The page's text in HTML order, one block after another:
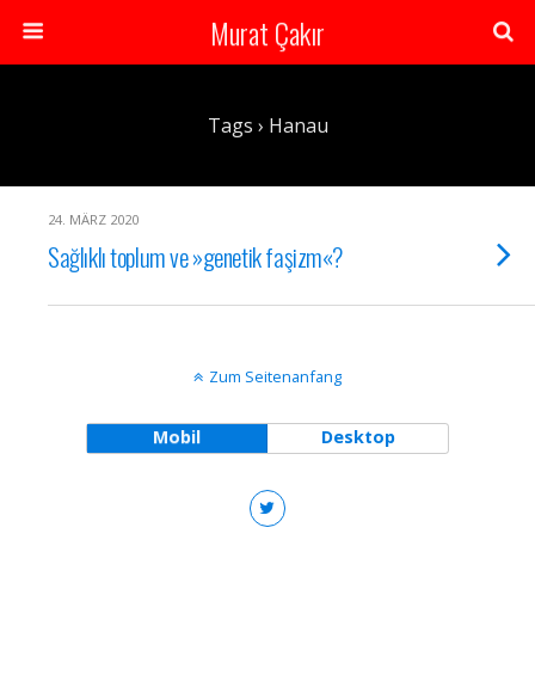
Murat Çakır
Tags › Hanau
24. MÄRZ 2020
Sağlıklı toplum ve »genetik faşizm«?
Zum Seitenanfang
Mobil Desktop